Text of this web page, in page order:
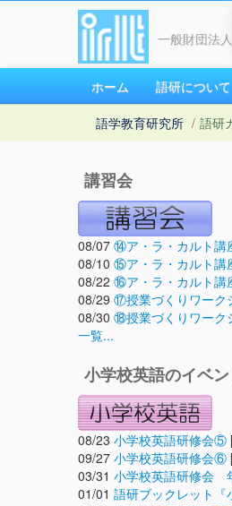
一般財団法人
ホーム 語研について
語学教育研究所 / 語研
講習会
08/07 ⑭ア・ラ・カルト講
08/10 ⑮ア・ラ・カルト講
08/22 ⑯ア・ラ・カルト講
08/29 ⑰授業づくりワーク
08/30 ⑱授業づくりワーク
一覧...
小学校英語のイベン
08/23 小学校英語研修会⑤
09/27 小学校英語研修会⑥
03/31 小学校英語研修会
01/01 語研ブックレット『